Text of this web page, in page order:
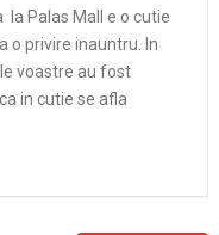
Palas Mall e o cutie
o privire inauntru. In
voastre au fost
in cutie se afla